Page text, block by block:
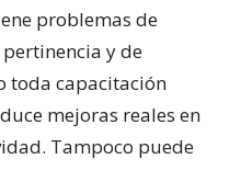
problemas de
y de
toda capacitación
mejoras reales en
Tampoco puede